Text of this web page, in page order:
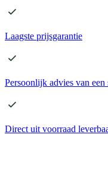
Laagste prijsgarantie
Persoonlijk advies van een
Direct uit voorraad